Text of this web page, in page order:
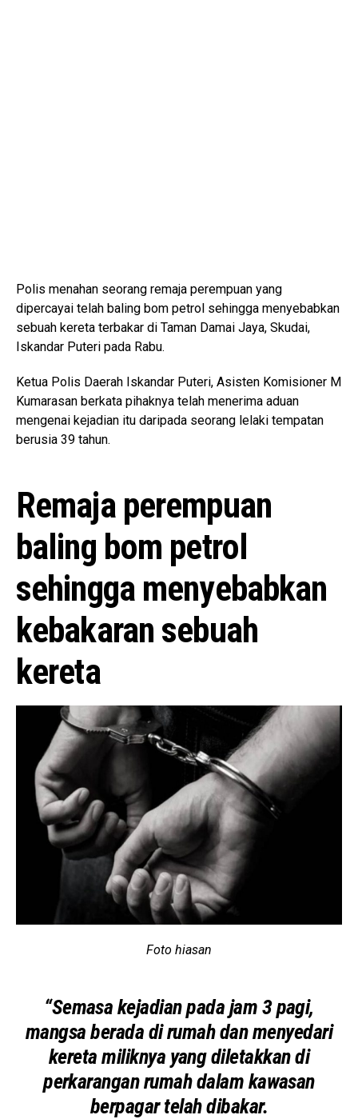
Polis menahan seorang remaja perempuan yang
dipercayai telah baling bom petrol sehingga menyebabkan
sebuah kereta terbakar di Taman Damai Jaya, Skudai,
Iskandar Puteri pada Rabu.
Ketua Polis Daerah Iskandar Puteri, Asisten Komisioner M
Kumarasan berkata pihaknya telah menerima aduan
mengenai kejadian itu daripada seorang lelaki tempatan
berusia 39 tahun.
Remaja perempuan
baling bom petrol
sehingga menyebabkan
kebakaran sebuah
kereta
Foto hiasan
“Semasa kejadian pada jam 3 pagi,
mangsa berada di rumah dan menyedari
kereta miliknya yang diletakkan di
perkarangan rumah dalam kawasan
berpagar telah dibakar.